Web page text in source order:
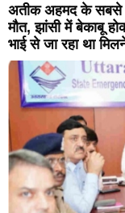
अतीक अहमद के सबसे
मौत, झांसी में बेकाबू
भाई से जा रहा था